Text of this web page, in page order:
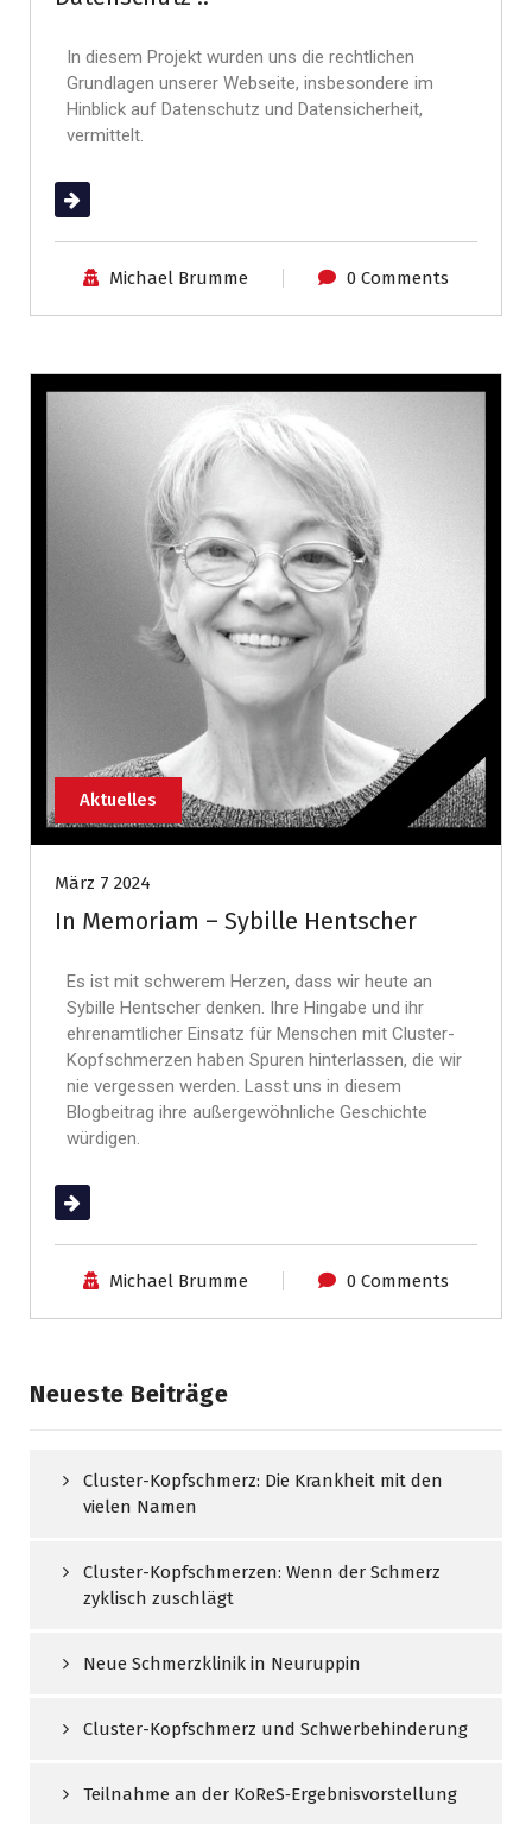
In diesem Projekt wurden uns die rechtlichen
Grundlagen unserer Webseite, insbesondere im
Hinblick auf Datenschutz und Datensicherheit,
vermittelt.
(mehr …)
Michael Brumme 0 Comments
Aktuelles
März 7 2024
In Memoriam – Sybille Hentscher
Es ist mit schwerem Herzen, dass wir heute an
Sybille Hentscher denken. Ihre Hingabe und ihr
ehrenamtlicher Einsatz für Menschen mit Cluster-
Kopfschmerzen haben Spuren hinterlassen, die wir
nie vergessen werden. Lasst uns in diesem
Blogbeitrag ihre außergewöhnliche Geschichte
würdigen.
(mehr …)
Michael Brumme 0 Comments
Neueste Beiträge
Cluster-Kopfschmerz: Die Krankheit mit den
vielen Namen
Cluster-Kopfschmerzen: Wenn der Schmerz
zyklisch zuschlägt
Neue Schmerzklinik in Neuruppin
Cluster-Kopfschmerz und Schwerbehinderung
Teilnahme an der KoReS‑Ergebnisvorstellung